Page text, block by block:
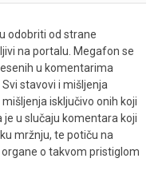
odobriti od strane
na portalu. Megafon se
u komentarima
stavovi i mišljenja
isključivo onih koji
u slučaju komentara koji
mržnju, te potiču na
o takvom pristiglom